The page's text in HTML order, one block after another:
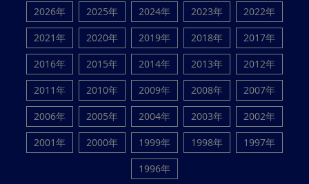
2026年 2025年 2024年 2023年
2022年
2021年
2020年 2019年 2018年
2017年
2016年
2015年 2014年 2013年
2012年
2011年
2010年 2009年 2008年
2007年
2006年
2005年 2004年 2003年
2002年
2001年
2000年 1999年 1998年
1997年
1996年